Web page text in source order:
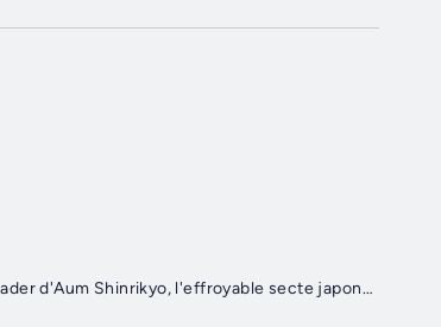
📣 Entrez dans l'Histoire présente La face sombre de l'Histoire - Shoko Asahara : qui est vraiment le leader d'Aum Shinrikyo, l'effroyable secte japonaise ?